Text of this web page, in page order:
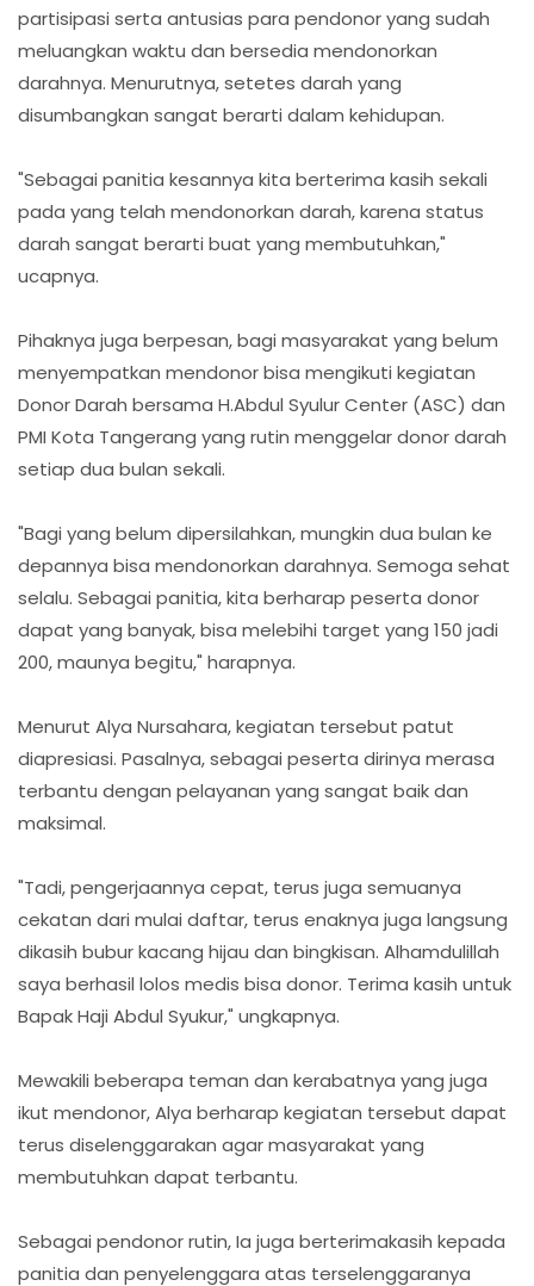
partisipasi serta antusias para pendonor yang sudah
meluangkan waktu dan bersedia mendonorkan
darahnya. Menurutnya, setetes darah yang
disumbangkan sangat berarti dalam kehidupan.
"Sebagai panitia kesannya kita berterima kasih sekali
pada yang telah mendonorkan darah, karena status
darah sangat berarti buat yang membutuhkan,"
ucapnya.
Pihaknya juga berpesan, bagi masyarakat yang belum
menyempatkan mendonor bisa mengikuti kegiatan
Donor Darah bersama H.Abdul Syulur Center (ASC) dan
PMI Kota Tangerang yang rutin menggelar donor darah
setiap dua bulan sekali.
"Bagi yang belum dipersilahkan, mungkin dua bulan ke
depannya bisa mendonorkan darahnya. Semoga sehat
selalu. Sebagai panitia, kita berharap peserta donor
dapat yang banyak, bisa melebihi target yang 150 jadi
200, maunya begitu," harapnya.
Menurut Alya Nursahara, kegiatan tersebut patut
diapresiasi. Pasalnya, sebagai peserta dirinya merasa
terbantu dengan pelayanan yang sangat baik dan
maksimal.
"Tadi, pengerjaannya cepat, terus juga semuanya
cekatan dari mulai daftar, terus enaknya juga langsung
dikasih bubur kacang hijau dan bingkisan. Alhamdulillah
saya berhasil lolos medis bisa donor. Terima kasih untuk
Bapak Haji Abdul Syukur," ungkapnya.
Mewakili beberapa teman dan kerabatnya yang juga
ikut mendonor, Alya berharap kegiatan tersebut dapat
terus diselenggarakan agar masyarakat yang
membutuhkan dapat terbantu.
Sebagai pendonor rutin, Ia juga berterimakasih kepada
panitia dan penyelenggara atas terselenggaranya